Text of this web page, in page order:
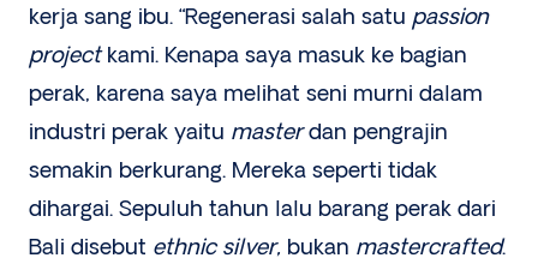
kerja sang ibu. “Regenerasi salah satu passion
projectkami. Kenapa saya masuk ke bagian
perak, karena saya melihat seni murni dalam
industri perak yaitu masterdan pengrajin
semakin berkurang. Mereka seperti tidak
dihargai. Sepuluh tahun lalu barang perak dari
Bali disebut ethnic silver, bukan mastercrafted.